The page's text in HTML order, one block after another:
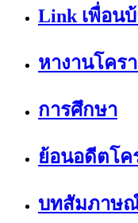
Link เพื่อน
หางานโคร
การศึกษา
ย้อนอดีตโค
บทสัมภาษ